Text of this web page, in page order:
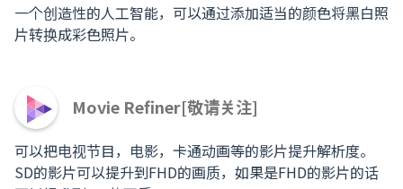
一个创造性的人工智能，可以通过添加适当的颜色将黑白照
片转换成彩色照片。
Movie Refiner[敬请关注]
可以把电视节目，电影，卡通动画等的影片提升解析度。
SD的影片可以提升到FHD的画质，如果是FHD的影片的话